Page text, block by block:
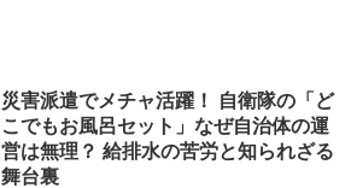
災害派遣でメチャ活躍！ 自衛隊の「ど
こでもお風呂セット」なぜ自治体の運
営は無理？ 給排水の苦労と知られざる
舞台裏